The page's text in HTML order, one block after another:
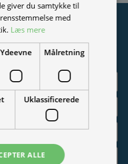
nyhedsmail
modtage info om nye produkter,
og udstillinger.
giver du samtykke til
med
Læs mere
Ydeevne Målretning
Uklassificerede
ALLE